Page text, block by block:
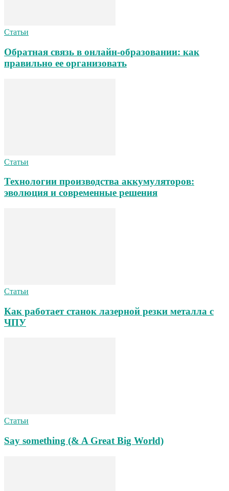
Статьи
Обратная связь в онлайн-образовании: как
правильно ее организовать
Статьи
Технологии производства аккумуляторов:
эволюция и современные решения
Статьи
Как работает станок лазерной резки металла с
ЧПУ
Статьи
Say something (& A Great Big World)